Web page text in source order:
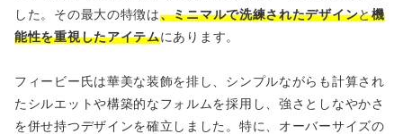
した。その最大の特徴は、ミニマルで洗練されたデザインと機
能性を重視したアイテムにあります。
フィービー氏は華美な装飾を排し、シンプルながらも計算され
たシルエットや構築的なフォルムを採用し、強さとしなやかさ
を併せ持つデザインを確立しました。特に、オーバーサイズの